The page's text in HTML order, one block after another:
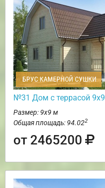
БРУС КАМЕРНОЙ СУШКИ
№31 Дом с террасой 9х9
Размер: 9х9 м
Общая площадь: 94.022
от 2465200